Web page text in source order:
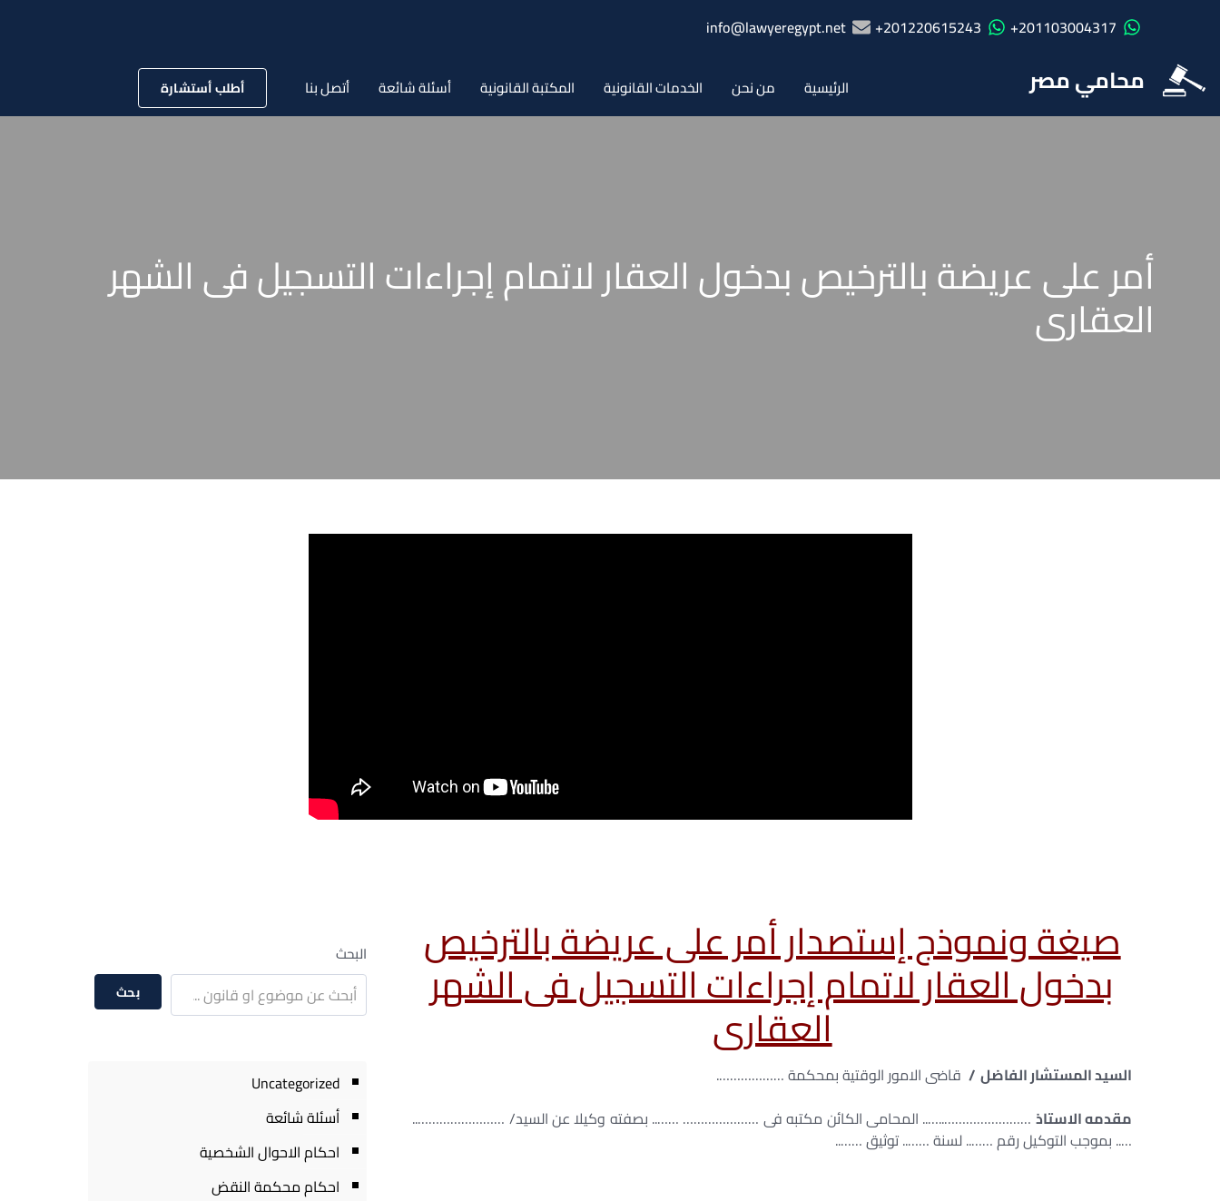
201103004317+
201220615243+
info@lawyeregypt.net
محامي مصر الرئيسية من نحن الخدمات القانونية المكتبة القانونية أسئلة شائعة أتصل بنا أطلب أستشارة
أمر على عريضة بالترخيص بدخول العقار لاتمام إجراءات التسجيل فى الشهر
العقارى
صيغة ونموذج إستصدار أمر على عريضة بالترخيص
بدخول العقار لاتمام إجراءات التسجيل فى الشهر
العقارى
السيد المستشار الفاضل / قاضى الامور الوقتية بمحكمة ……………….
مقدمه الاستاذ ……………………..….. المحامى الكائن مكتبه فى ………………… …….. بصفته وكيلا عن السيد/ ……………………..
….. بموجب التوكيل رقم …….. لسنة …….. توثيق ……..
البحث
بحث
Uncategorized
أسئلة شائعة
احكام الاحوال الشخصية
احكام محكمة النقض